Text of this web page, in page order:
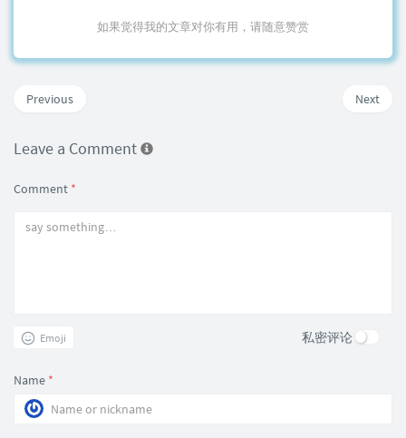
如果觉得我的文章对你有用，请随意赞赏
Next
Previous
Leave a Comment
Comment *
Emoji 私密评论
Name *